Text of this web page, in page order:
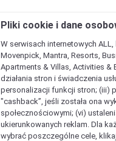
Pliki cookie i dane
W serwisach internetowych
Movenpick, Mantra, Resorts,
Apartments & Villas, Activities &
działania stron i świadczenia
personalizacji funkcji stron; (iii)
"cashback”, jeśli została ona
społecznościowymi; (vi)
ukierunkowanych reklam. Dla
wybrać poszczególne cele,